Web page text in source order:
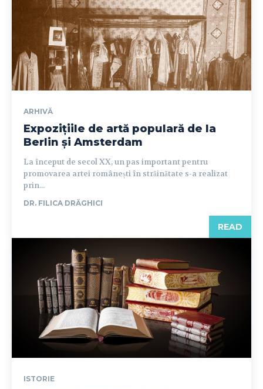
ARHIVĂ
Expozițiile de artă populară de la
Berlin și Amsterdam
La început de secol XX, un pas important pentru
promovarea artei românești în străinătate s-a realizat
prin...
DR. FILICA DRĂGHICI
READ
ISTORIE